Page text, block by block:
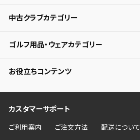
中古クラブカテゴリー
ゴルフ用品・ウェアカテゴリー
お役立ちコンテンツ
カスタマーサポート
ご利用案内 ご注文方法 配送について